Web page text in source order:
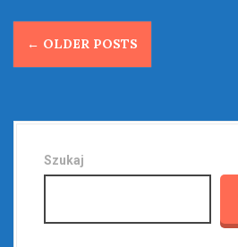
P
o
← OLDER POSTS
Szukaj